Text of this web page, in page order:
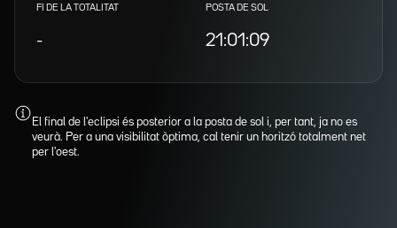
FI DE LA TOTALITAT
-
POSTA DE SOL
21:01:09
El final de l'eclipsi és posterior a la posta de sol i, per tant, ja no es
veurà. Per a una visibilitat òptima, cal tenir un horitzó totalment net
per l'oest.